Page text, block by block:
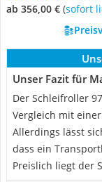
ab 356,00 € ( Sofort
Unser Fazit für
Der Schleifroller
Vergleich mit
Allerdings lässt
dass ein
Preislich liegt der